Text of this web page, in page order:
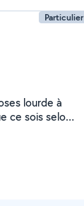
Particulier
lourde à